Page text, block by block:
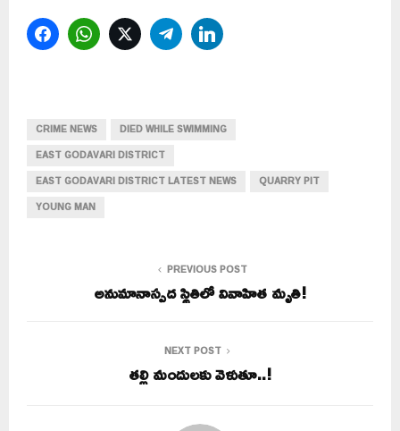
FacebookWhatsAppTwitterTelegram
CRIME NEWS
DIED WHILE SWIMMING
EAST GODAVARI DISTRICT
EAST GODAVARI DISTRICT LATEST NEWS
QUARRY PIT
YOUNG MAN
PREVIOUS POST
అనుమానాస్పద స్థితిలో వివాహిత మృతి!
NEXT POST
తల్లి మందులకు వెళుతూ..!